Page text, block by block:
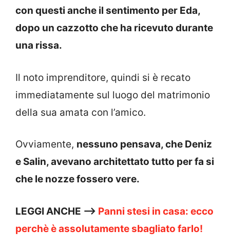
con questi anche il sentimento per Eda,
dopo un cazzotto che ha ricevuto durante
una rissa.
Il noto imprenditore, quindi si è recato
immediatamente sul luogo del matrimonio
della sua amata con l’amico.
Ovviamente, nessuno pensava, che Deniz
e Salin, avevano architettato tutto per fa si
che le nozze fossero vere.
LEGGI ANCHE —> Panni stesi in casa: ecco
perchè è assolutamente sbagliato farlo!